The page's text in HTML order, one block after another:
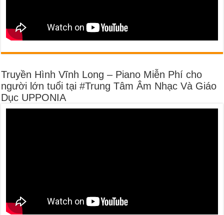
Truyền Hình Vĩnh Long – Piano Miễn Phí cho
người lớn tuổi tại #Trung Tâm Âm Nhạc Và Giáo
Dục UPPONIA